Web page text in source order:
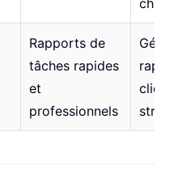
Rapports de
tâches rapides
et
professionnels
clic,